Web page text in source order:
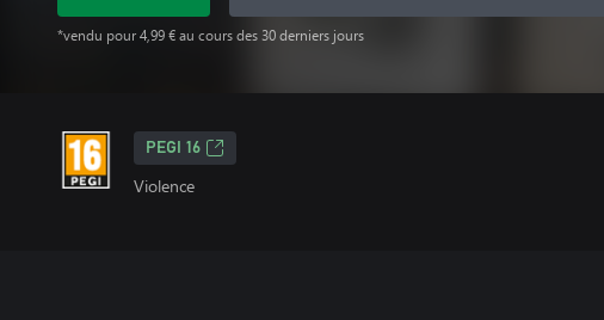
*vendu pour 4,99 € au cours des 30 derniers jours
PEGI 16
Violence